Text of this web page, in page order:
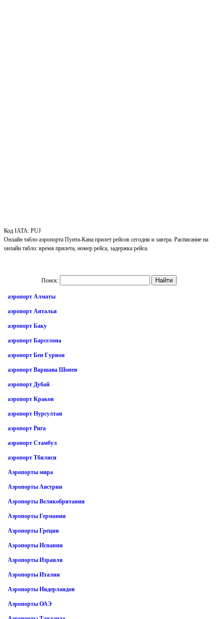
Код IATA: PUJ
Онлайн табло аэропорта Пунта-Кана прилет рейсов сегодня и завтра. Расписание на
онлайн табло: время прилета, номер рейса, задержка рейса.
Поиск:
аэропорт Алматы
аэропорт Анталья
аэропорт Баку
аэропорт Барселона
аэропорт Бен Гурион
аэропорт Варшава Шопен
аэропорт Дубай
аэропорт Краков
аэропорт Нурсултан
аэропорт Рига
аэропорт Стамбул
аэропорт Тбилиси
Аэропорты мира
Аэропорты Австрии
Аэропорты Великобритании
Аэропорты Германии
Аэропорты Греции
Аэропорты Испании
Аэропорты Израиля
Аэропорты Италии
Аэропорты Нидерландов
Аэропорты ОАЭ